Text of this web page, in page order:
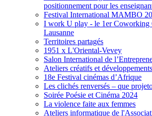
positionnement pour les
Festival International MAMBO
I work U play - le 1er Coworking
Lausanne
Territoires partagés
1951 x L'Oriental-Vevey
Salon International de
Ateliers créatifs et
18e Festival cinémas d’Afrique
Les clichés renversés – que
Soirée Poésie et Cinéma 2024
La violence faite aux femmes
Ateliers informatique de